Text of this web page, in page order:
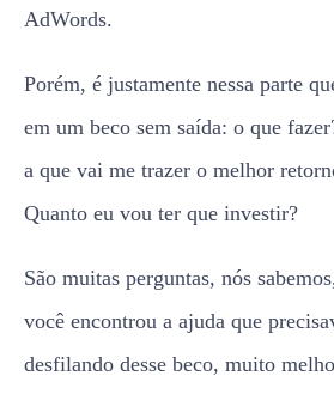
AdWords.
Porém, é justamente nessa parte
em um beco sem saída: o que
a que vai me trazer o melhor
Quanto eu vou ter que investir?
São muitas perguntas, nós
você encontrou a ajuda que
desfilando desse beco, muito